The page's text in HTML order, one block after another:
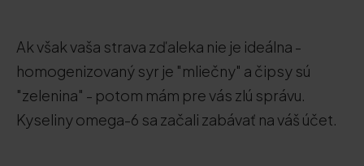
Ak však vaša strava zďaleka nie je ideálna -
homogenizovaný syr je "mliečny" a čipsy sú
"zelenina" - potom mám pre vás zlú správu.
Kyseliny omega-6 sa začali zabávať na váš účet.